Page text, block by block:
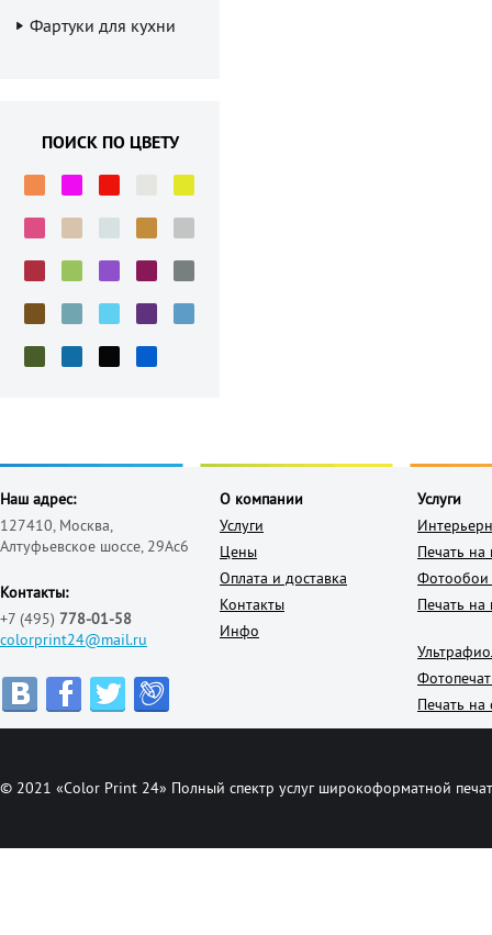
Фартуки для кухни
ПОИСК ПО ЦВЕТУ
Наш адрес:
127410, Москва,
Алтуфьевское шоссе, 29Ас6
Контакты:
+7 (495) 778-01-58
colorprint24@mail.ru
О компании
Услуги
Цены
Оплата и доставка
Контакты
Инфо
Услуги
Печать на
Фотообои
Печать на
Печать на
© 2021 «Color Print 24» Полный спектр услуг широкоформатной